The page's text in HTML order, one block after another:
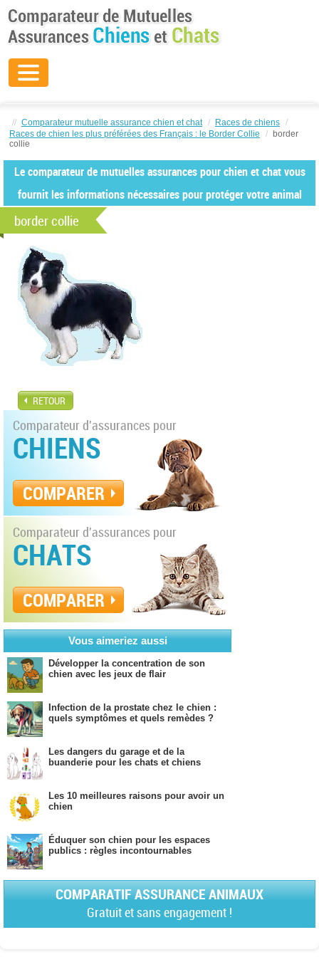
// Comparateur mutuelle assurance chien et chat / Races de chiens /
Races de chien les plus préférées des Français : le Border Collie
/ border
collie
Le comparateur de mutuelles assurances pour chien et chat vous
fournit les informations nécessaires pour protéger votre animal
border collie
RETOUR
Comparateur d'assurances pour
CHIENS
COMPARER
Comparateur d'assurances pour
CHATS
COMPARER
Vous aimeriez aussi
Développer la concentration de son
chien avec les jeux de flair
Infection de la prostate chez le chien :
quels symptômes et quels remèdes ?
Les dangers du garage et de la
buanderie pour les chats et chiens
Les 10 meilleures raisons pour avoir un
chien
Éduquer son chien pour les espaces
publics : règles incontournables
COMPARATIF ASSURANCE ANIMAUX
Gratuit et sans engagement !